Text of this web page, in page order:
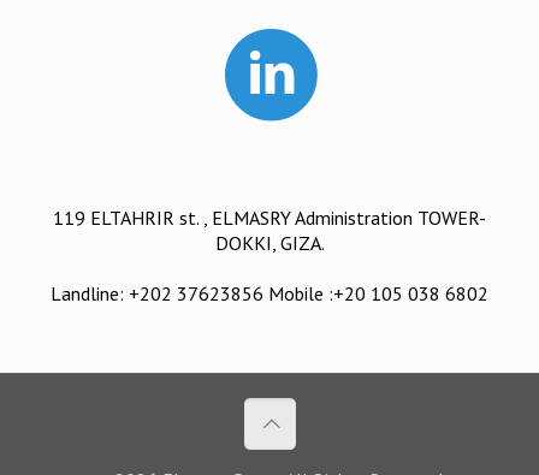
119 ELTAHRIR st. , ELMASRY Administration TOWER-
DOKKI, GIZA.
Landline: +202 37623856 Mobile :+20 105 038 6802